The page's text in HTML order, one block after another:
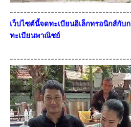
เว็ปไซต์นี้จดทะเบียนอิเล็กทรอนิกส์กั
ทะเบียนพาณิชย์